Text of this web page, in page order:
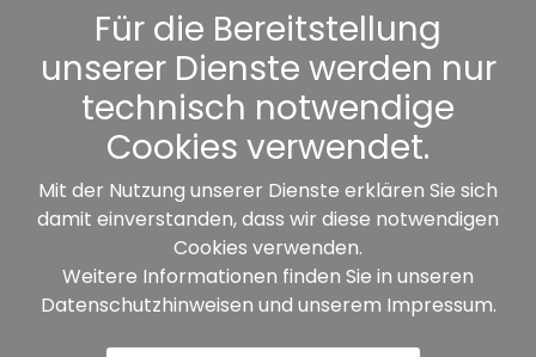
Kennwort vergessen
Sonstiges
Unsere Partner:
Für die Bereitstellung
unserer Dienste werden nur
technisch notwendige
Cookies verwendet.
Mit der Nutzung unserer Dienste erklären Sie sich
damit einverstanden, dass wir diese notwendigen
Cookies verwenden.
Weitere Informationen finden Sie in unseren
Datenschutzhinweisen und unserem Impressum.